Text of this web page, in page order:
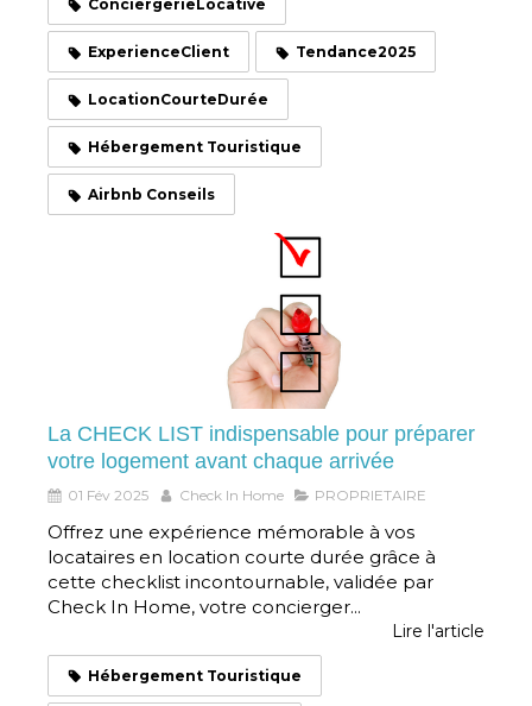
ConciergerieLocative
ExperienceClient Tendance2025
LocationCourteDurée
Hébergement Touristique
Airbnb Conseils
La CHECK LIST indispensable pour préparer
votre logement avant chaque arrivée
01 Fév 2025 Check In Home PROPRIETAIRE
Offrez une expérience mémorable à vos
locataires en location courte durée grâce à
cette checklist incontournable, validée par
Check In Home, votre concierger...
Lire l'article
Hébergement Touristique